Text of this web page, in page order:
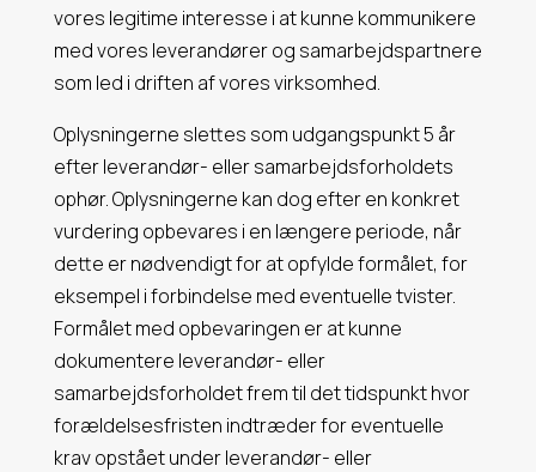
vores legitime interesse i at kunne kommunikere
med vores leverandører og samarbejdspartnere
som led i driften af vores virksomhed.
Oplysningerne slettes som udgangspunkt 5 år
efter leverandør- eller samarbejdsforholdets
ophør. Oplysningerne kan dog efter en konkret
vurdering opbevares i en længere periode, når
dette er nødvendigt for at opfylde formålet, for
eksempel i forbindelse med eventuelle tvister.
Formålet med opbevaringen er at kunne
dokumentere leverandør- eller
samarbejdsforholdet frem til det tidspunkt hvor
forældelsesfristen indtræder for eventuelle
krav opstået under leverandør- eller